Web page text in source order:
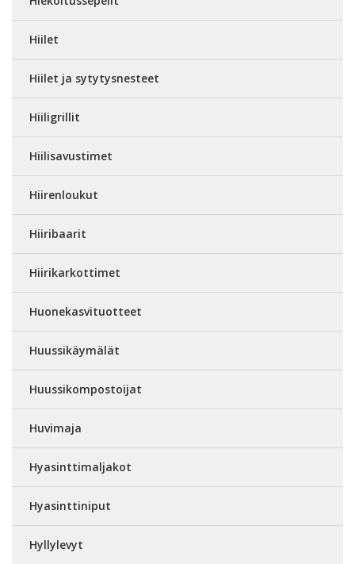
Hiilet
Hiilet ja sytytysnesteet
Hiiligrillit
Hiilisavustimet
Hiirenloukut
Hiiribaarit
Hiirikarkottimet
Huonekasvituotteet
Huussikäymälät
Huussikompostoijat
Huvimaja
Hyasinttimaljakot
Hyasinttiniput
Hyllylevyt